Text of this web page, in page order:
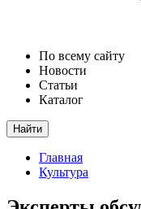
По всему сайту
Новости
Статьи
Каталог
Найти
Главная
Культура